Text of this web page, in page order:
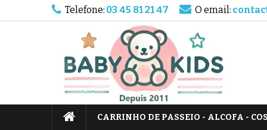
Telefone: 03 45 81 21 47 O email:
CARRINHO DE PASSEIO - ALCOFA -